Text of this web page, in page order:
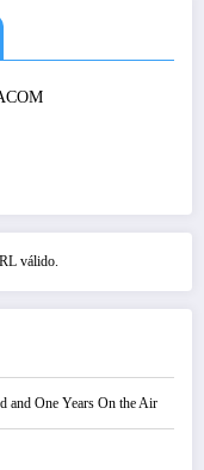
válido.
and One Years On the Air